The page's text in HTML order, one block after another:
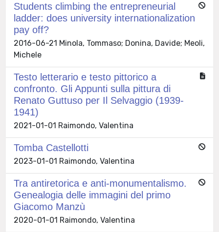
Students climbing the entrepreneurial
ladder: does university internationalization
pay off?
2016-06-21 Minola, Tommaso; Donina, Davide; Meoli,
Michele
Testo letterario e testo pittorico a
confronto. Gli Appunti sulla pittura di
Renato Guttuso per Il Selvaggio (1939-
1941)
2021-01-01 Raimondo, Valentina
Tomba Castellotti
2023-01-01 Raimondo, Valentina
Tra antiretorica e anti-monumentalismo.
Genealogia delle immagini del primo
Giacomo Manzù
2020-01-01 Raimondo, Valentina